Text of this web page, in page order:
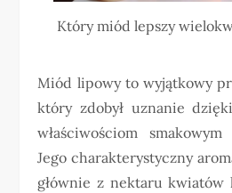
Który miód lepszy
Miód lipowy to wyjątkowy
który zdobył uznanie
właściwościom
Jego charakterystyczny
głównie z nektaru kwiatów